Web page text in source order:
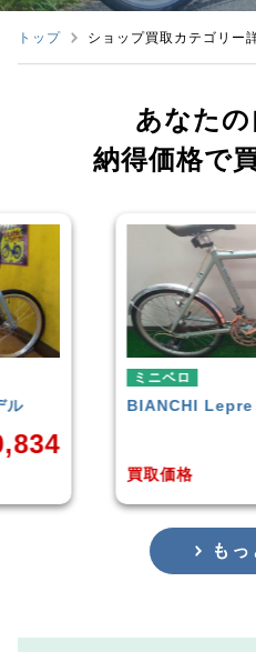
トップ ショップ買取カテゴリー
あなたの
納得価格で
ミニベロ
ternSURGE
買取価格
もっ